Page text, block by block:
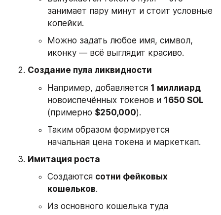
занимает пару минут и стоит условные
копейки.
Можно задать любое имя, символ,
иконку — всё выглядит красиво.
Создание пула ликвидности
Например, добавляется 1 миллиард
новоиспечённых токенов и 1650 SOL
(примерно $250,000).
Таким образом формируется
начальная цена токена и маркеткап.
Имитация роста
Создаются сотни фейковых
кошельков.
Из основного кошелька туда